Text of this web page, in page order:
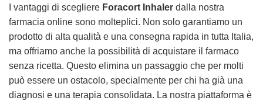
I vantaggi di scegliere Foracort Inhaler dalla nostra
farmacia online sono molteplici. Non solo garantiamo un
prodotto di alta qualità e una consegna rapida in tutta Italia,
ma offriamo anche la possibilità di acquistare il farmaco
senza ricetta. Questo elimina un passaggio che per molti
può essere un ostacolo, specialmente per chi ha già una
diagnosi e una terapia consolidata. La nostra piattaforma è